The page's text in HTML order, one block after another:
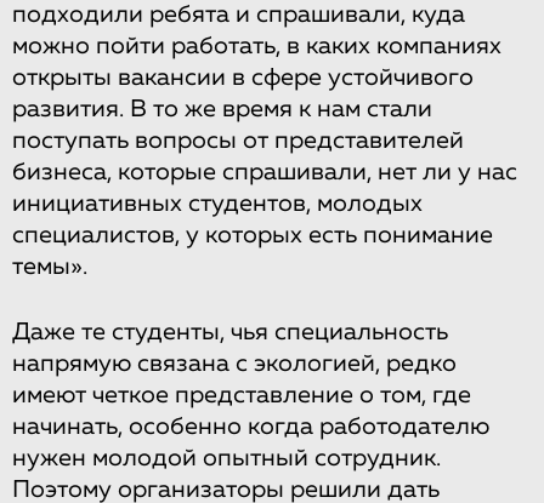
подходили ребята и спрашивали, куда
можно пойти работать, в каких компаниях
открыты вакансии в сфере устойчивого
развития. В то же время к нам стали
поступать вопросы от представителей
бизнеса, которые спрашивали, нет ли у нас
инициативных студентов, молодых
специалистов, у которых есть понимание
темы».
Даже те студенты, чья специальность
напрямую связана с экологией, редко
имеют четкое представление о том, где
начинать, особенно когда работодателю
нужен молодой опытный сотрудник.
Поэтому организаторы решили дать